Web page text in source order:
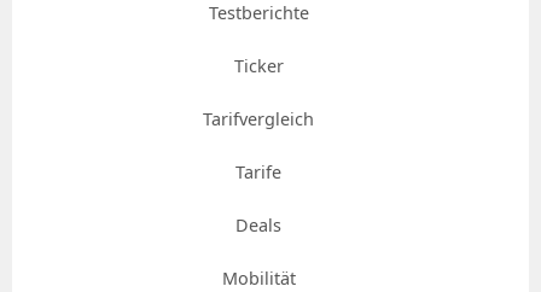
Testberichte
Ticker
Tarifvergleich
Tarife
Deals
Mobilität